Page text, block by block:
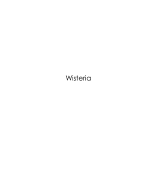
Wisteria